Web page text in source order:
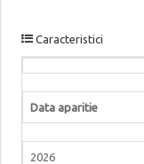
Caracteristici
Data aparitie
2026